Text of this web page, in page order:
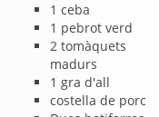
1 ceba
1 pebrot verd
2 tomàquets
madurs
1 gra d'all
costella de porc